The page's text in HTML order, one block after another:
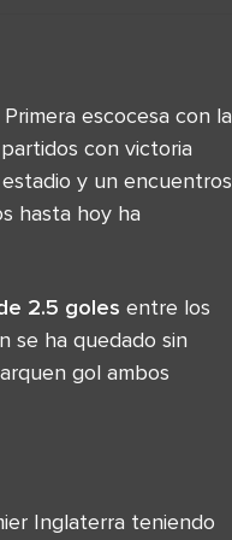
escocesa con la
con victoria
y un encuentros
hasta hoy ha
2.5 goles entre los
se ha quedado sin
gol ambos
Inglaterra teniendo